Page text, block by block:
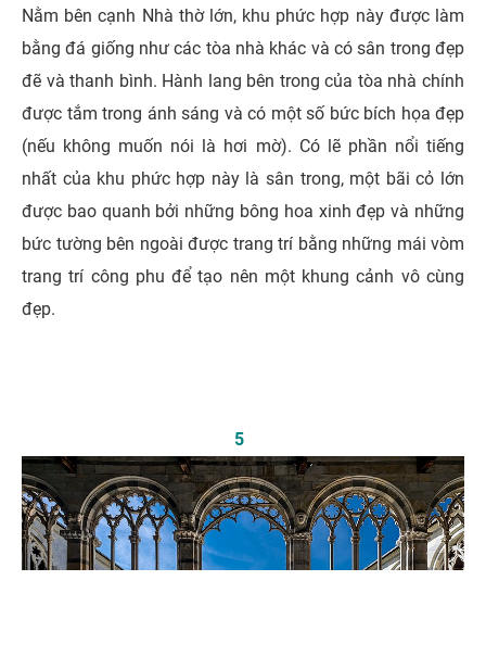
Nằm bên cạnh Nhà thờ lớn, khu phức hợp này được làm
bằng đá giống như các tòa nhà khác và có sân trong đẹp
đẽ và thanh bình. Hành lang bên trong của tòa nhà chính
được tắm trong ánh sáng và có một số bức bích họa đẹp
(nếu không muốn nói là hơi mờ). Có lẽ phần nổi tiếng
nhất của khu phức hợp này là sân trong, một bãi cỏ lớn
được bao quanh bởi những bông hoa xinh đẹp và những
bức tường bên ngoài được trang trí bằng những mái vòm
trang trí công phu để tạo nên một khung cảnh vô cùng
đẹp.
5